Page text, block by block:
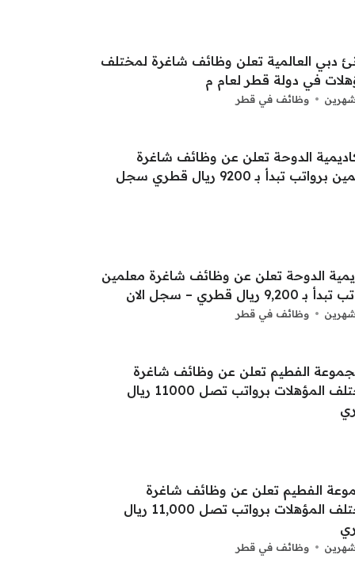
دبي العالمية تعلن وظائف شاغرة لمختلف
في دولة قطر لعام م
وظائف في قطر
الدوحة تعلن عن وظائف شاغرة معلمين
9,200 ريال قطري – سجل الان
وظائف في قطر
الفطيم تعلن عن وظائف شاغرة
لمختلف المؤهلات برواتب تصل 11,000 ريال
وظائف في قطر